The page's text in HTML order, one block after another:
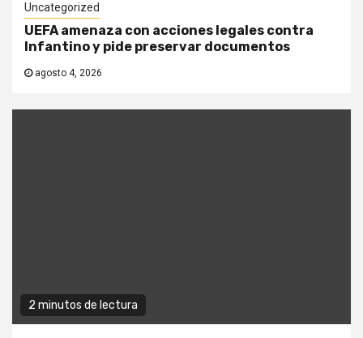
Uncategorized
UEFA amenaza con acciones legales contra
Infantino y pide preservar documentos
agosto 4, 2026
2 minutos de lectura